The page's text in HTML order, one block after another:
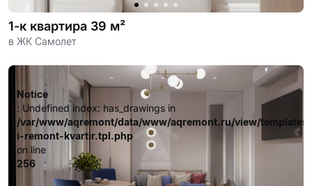
1-к квартира 39 м²
в ЖК Самолет
Notice
: Undefined index: has_drawings in
/var/www/aqremont/data/www/aqremont.ru/view/
i-remont-kvartir.tpl.php
on line
256